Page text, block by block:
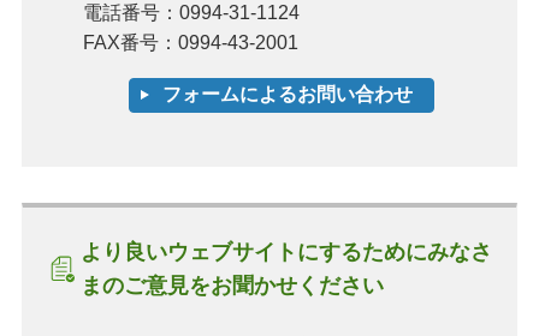
電話番号：0994-31-1124
FAX番号：0994-43-2001
より良いウェブサイトにするためにみなさ
まのご意見をお聞かせください